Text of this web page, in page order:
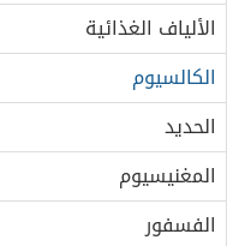
الألياف الغذائية
الكالسيوم
الحديد
المغنيسيوم
الفسفور